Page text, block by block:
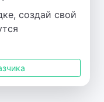
создай свой